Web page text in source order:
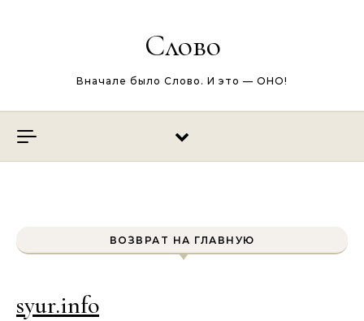
Слово
Вначале было Слово. И это — ОНО!
ВОЗВРАТ НА ГЛАВНУЮ
syur.info